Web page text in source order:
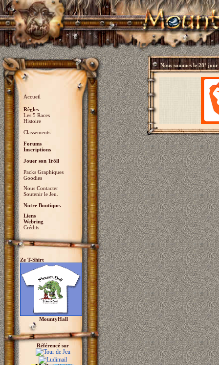
Accueil
Règles
Les 5 Races
Histoire
Classements
Forums
Inscriptions
Jouer son Trõll
Packs Graphiques
Goodies
Nous Contacter
Soutenir le Jeu.
Notre Boutique.
Liens
Webring
Crédits
Ze T-Shirt
MountyHall
Référencé sur
Nous sommes le28° jour